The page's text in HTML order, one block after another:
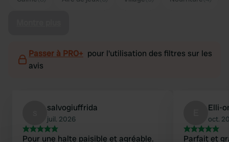
Passer à PRO+ pour l'utilisation des filtres sur les
avis
salvogiuffrida
juil. 2026
Pour une halte paisible et agréable.
Elli-
oct.
Parfait et